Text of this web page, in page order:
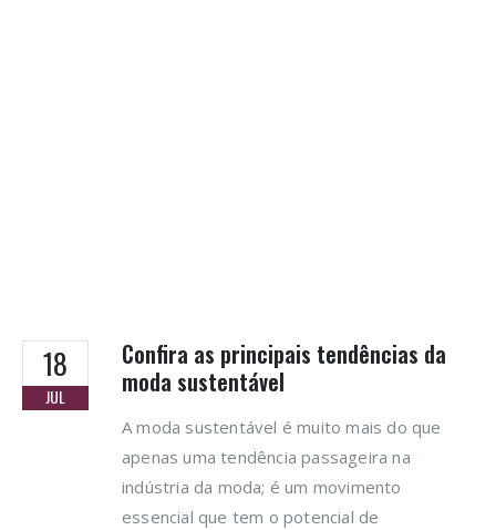
18
JUL
Confira as principais tendências da
moda sustentável
A moda sustentável é muito mais do que
apenas uma tendência passageira na
indústria da moda; é um movimento
essencial que tem o potencial de